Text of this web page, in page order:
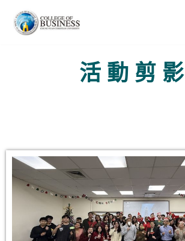
Skip
活動剪影